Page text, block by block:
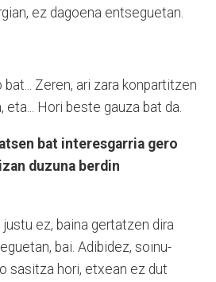
ez dagoena entseguetan.
Zeren, ari zara konpartitzen
Hori beste gauza bat da.
bat interesgarria gero
duzuna berdin
ez, baina gertatzen dira
bai. Adibidez, soinu-
sasitza hori, etxean ez dut